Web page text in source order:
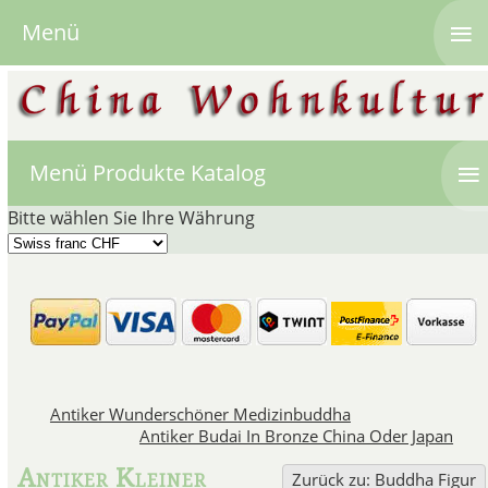
Buddha Figur,
ist im chinesischen
In der chinesischen Kultur
Lachen-Buddha. Buddha wird
Menü Produkte Katalog ≡
Bitte wählen Sie Ihre Währung
Antiker Wunderschöner Medizinbuddha
Antiker Budai In Bronze China Oder Japan
Zurück zu: Buddha Figur
Antiker Kleiner
Menü ≡